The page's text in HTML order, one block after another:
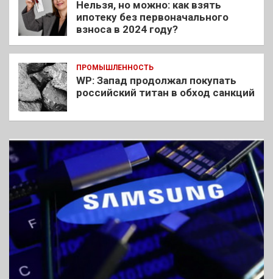
Нельзя, но можно: как взять
ипотеку без первоначального
взноса в 2024 году?
ПРОМЫШЛЕННОСТЬ
WP: Запад продолжал покупать
российский титан в обход санкций